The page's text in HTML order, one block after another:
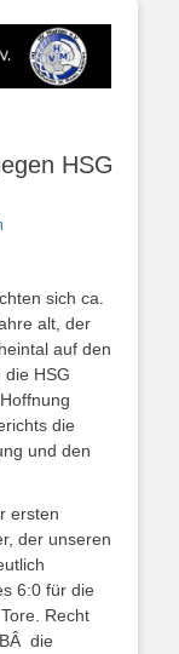
e. V.
HSG
sich ca.
alt, der
auf den
HSG
die
und den
ersten
der unseren
6:0 für die
Recht
die